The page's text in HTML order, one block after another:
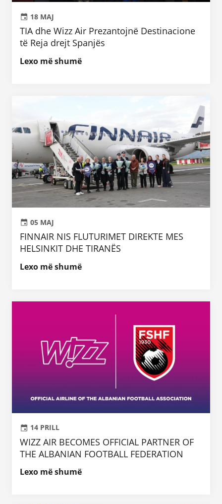
18 MAJ
TIA dhe Wizz Air Prezantojnë Destinacione
të Reja drejt Spanjës
Lexo më shumë
05 MAJ
FINNAIR NIS FLUTURIMET DIREKTE MES
HELSINKIT DHE TIRANËS
Lexo më shumë
14 PRILL
WIZZ AIR BECOMES OFFICIAL PARTNER OF
THE ALBANIAN FOOTBALL FEDERATION
Lexo më shumë